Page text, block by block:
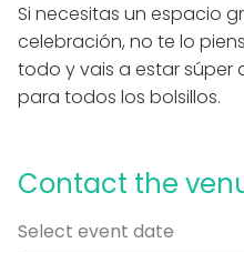
Equipment
Kitchen for customer
Towels
Games
Furniture
Event types
Si necesitas un espacio
celebración, no te lo
todo y vais a estar súper
para todos los bolsillos.
Contact the
Select event date